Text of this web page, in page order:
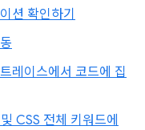
션 확인하기
레이스에서 코드에 집
CSS 전체 키워드에